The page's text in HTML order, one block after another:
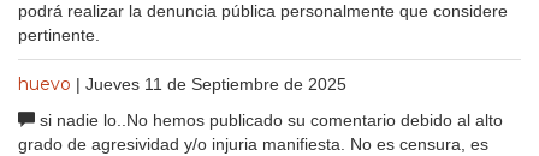
podrá realizar la denuncia pública personalmente que considere
pertinente.
huevo | Jueves 11 de Septiembre de 2025
si nadie lo..No hemos publicado su comentario debido al alto
grado de agresividad y/o injuria manifiesta. No es censura, es